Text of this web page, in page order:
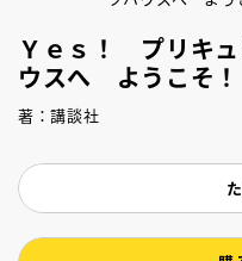
Ｙｅｓ！ プリキ
ウスへ ようこそ！
著：講談社